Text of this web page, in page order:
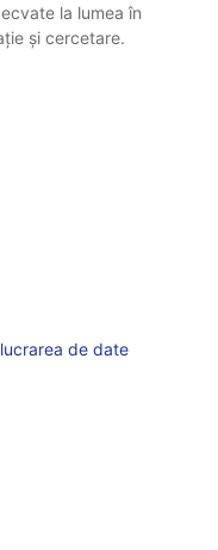
la lumea în
și cercetare.
de date